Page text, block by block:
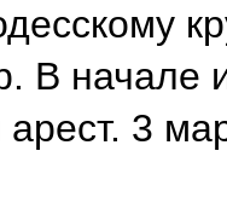
В начале
3